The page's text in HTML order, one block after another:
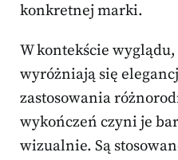
konkretnej marki.
W kontekście
wyróżniają się
zastosowania
wykończeń czyni je
wizualnie. Są